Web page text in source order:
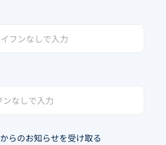
らのお知らせを受け取る